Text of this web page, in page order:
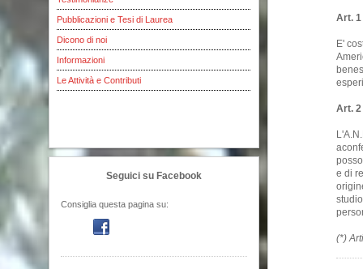
Pubblicazioni e Tesi di Laurea
Dicono di noi
Informazioni
Le Attività e Contributi
Seguici su Facebook
Consiglia questa pagina su:
Art. 1
E'
Art. 2
e di
(*)